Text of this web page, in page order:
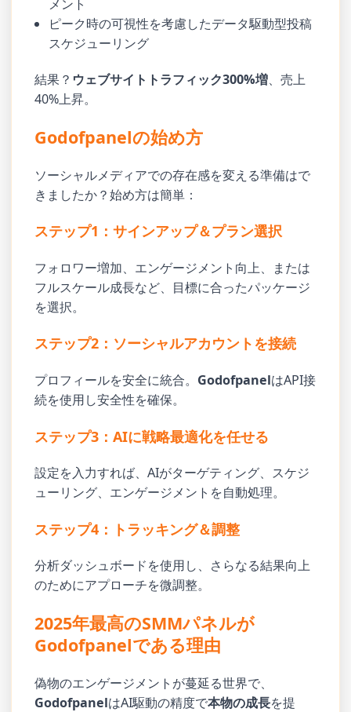
メント
ピーク時の可視性を考慮したデータ駆動型投稿
スケジューリング
結果？ ウェブサイトトラフィック300%増、売上
40%上昇。
Godofpanelの始め方
ソーシャルメディアでの存在感を変える準備はで
きましたか？始め方は簡単：
ステップ1：サインアップ＆プラン選択
フォロワー増加、エンゲージメント向上、または
フルスケール成長など、目標に合ったパッケージ
を選択。
ステップ2：ソーシャルアカウントを接続
プロフィールを安全に統合。 GodofpanelはAPI接
続を使用し安全性を確保。
ステップ3：AIに戦略最適化を任せる
設定を入力すれば、AIがターゲティング、スケジ
ューリング、エンゲージメントを自動処理。
ステップ4：トラッキング＆調整
分析ダッシュボードを使用し、さらなる結果向上
のためにアプローチを微調整。
2025年最高のSMMパネルが
Godofpanelである理由
偽物のエンゲージメントが蔓延る世界で、
GodofpanelはAI駆動の精度で本物の成長を提